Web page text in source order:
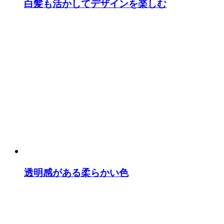
白髪も活かしてデザインを楽しむ
透明感がある柔らかい色